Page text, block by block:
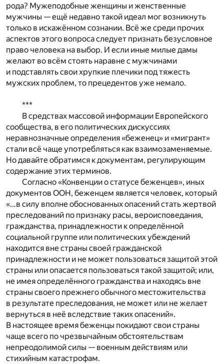
рода? Мужеподобные женщины и женственные
мужчины — ещё недавно такой идеал мог возникнуть
только в искажённом сознании. Всё же среди прочих
аспектов этого вопроса следует признать безусловное
право человека на выбор. И если иные милые дамы
желают во всём стоять наравне с мужчинами
и подставлять свои хрупкие плечики под тяжесть
мужских проблем, то прецедентов уже немало.
***
В средствах массовой информации Европейского
сообщества, в его политических дискуссиях
неравнозначные определения «беженец» и «мигрант»
стали всё чаще употребляться как взаимозаменяемые.
Но давайте обратимся к документам, регулирующим
содержание этих терминов.
Согласно «Конвенции о статусе беженцев», иных
документов ООН, беженцем является человек, который
«…в силу вполне обоснованных опасений стать жертвой
преследований по признаку расы, вероисповедания,
гражданства, принадлежности к определённой
социальной группе или политических убеждений
находится вне страны своей гражданской
принадлежности и не может пользоваться защитой этой
страны или опасается пользоваться такой защитой; или,
не имея определённого гражданства и находясь вне
страны своего прежнего обычного местожительства
в результате преследования, не может или не желает
вернуться в неё вследствие таких опасений».
В настоящее время беженцы покидают свои страны
чаще всего по чрезвычайным обстоятельствам
непреодолимой силы — военным действиям или
стихийным катастрофам.